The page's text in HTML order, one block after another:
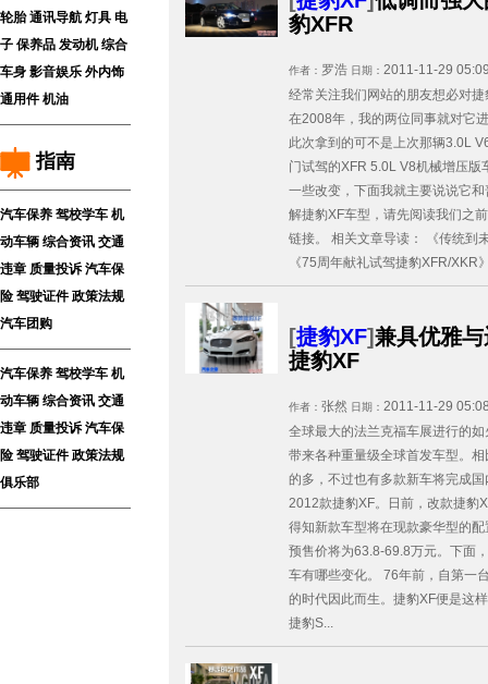
轮胎 通讯导航 灯具 电
子 保养品 发动机 综合
车身 影音娱乐 外内饰
通用件 机油
指南
汽车保养 驾校学车 机
动车辆 综合资讯 交通
违章 质量投诉 汽车保
险 驾驶证件 政策法规
汽车团购
汽车保养 驾校学车 机
动车辆 综合资讯 交通
违章 质量投诉 汽车保
险 驾驶证件 政策法规
俱乐部
豹XFR
作者： 罗浩 日期： 2011-11-29
经常关注我们网站的朋友想必对
在2008年，我的两位同事就对它
此次拿到的可不是上次那辆3.0L
门试驾的XFR 5.0L V8机械增压
一些改变，下面我就主要说说它
解捷豹XF车型，请先阅读我们之
链接。 相关文章导读： 《传统到
《75周年献礼试驾捷豹XFR/XKR
[捷豹XF]兼具优雅
捷豹XF
作者： 张然 日期： 2011-11-29
全球最大的法兰克福车展进行的
带来各种重量级全球首发车型。
的多，不过也有多款新车将完成
2012款捷豹XF。日前，改款捷豹
得知新款车型将在现款豪华型的
预售价将为63.8-69.8万元。下面
车有哪些变化。 76年前，自第一
的时代因此而生。捷豹XF便是这
捷豹S...